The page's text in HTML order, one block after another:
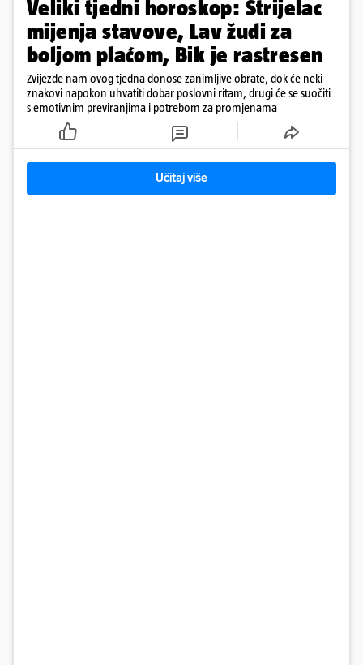
Veliki tjedni horoskop: Strijelac
mijenja stavove, Lav žudi za
boljom plaćom, Bik je rastresen
Zvijezde nam ovog tjedna donose zanimljive obrate, dok će neki
znakovi napokon uhvatiti dobar poslovni ritam, drugi će se suočiti
s emotivnim previranjima i potrebom za promjenama
Učitaj više